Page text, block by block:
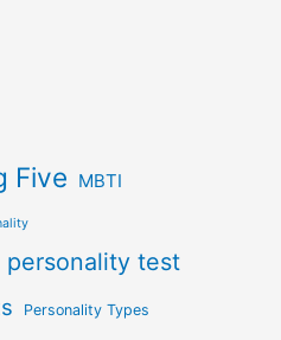
Five MBTI
personality test
Personality Types